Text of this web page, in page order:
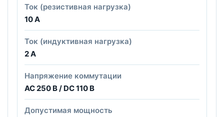
Ток (резистивная нагрузка)
10 А
Ток (индуктивная нагрузка)
2 А
Напряжение коммутации
AC 250 В / DC 110 В
Допустимая мощность